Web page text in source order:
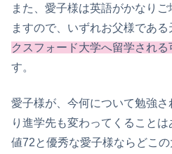
また、愛子様は英語がかなり
ますので、いずれお父様であ
クスフォード大学へ留学される
す。
愛子様が、今何について勉強
り進学先も変わってくること
値72と優秀な愛子様ならどこ